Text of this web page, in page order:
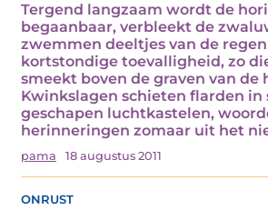
Tergend langzaam wordt de
begaanbaar, verbleekt de
zwemmen deeltjes van de
kortstondige toevalligheid, zo
smeekt boven de graven van de
Kwinkslagen schieten flarden in
geschapen luchtkastelen,
herinneringen zomaar uit het
pama 18 augustus 2011
onrust